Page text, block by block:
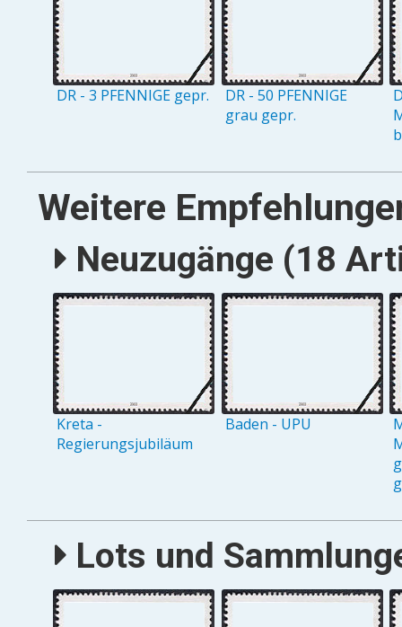
DR - 3 PFENNIGE gepr.
DR - 50 PFENNIGE
grau gepr.
Weitere
Neuzugänge (18
Kreta -
Regierungsjubiläum
Baden - UPU
Lots und